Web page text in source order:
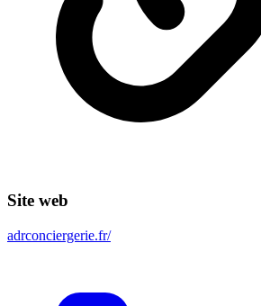
Site web
adrconciergerie.fr/